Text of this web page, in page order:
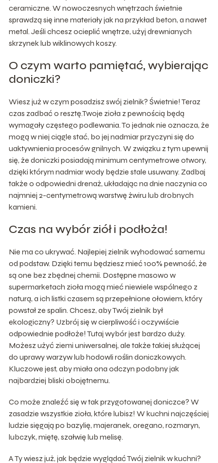
ceramiczne. W nowoczesnych wnętrzach świetnie
sprawdzą się inne materiały jak na przykład beton, a nawet
metal. Jeśli chcesz ocieplić wnętrze, użyj drewnianych
skrzynek lub wiklinowych koszy.
O czym warto pamiętać, wybierając
doniczki?
Wiesz już w czym posadzisz swój zielnik? Świetnie! Teraz
czas zadbać o resztę.Twoje zioła z pewnością będą
wymagały częstego podlewania. To jednak nie oznacza, że
mogą w niej ciągle stać, bo jej nadmiar przyczyni się do
uaktywnienia procesów gnilnych. W związku z tym upewnij
się, że doniczki posiadają minimum centymetrowe otwory,
dzięki którym nadmiar wody będzie stale usuwany. Zadbaj
także o odpowiedni drenaż, układając na dnie naczynia co
najmniej 2-centymetrową warstwę żwiru lub drobnych
kamieni.
Czas na wybór ziół i podłoża!
Nie ma co ukrywać. Najlepiej zielnik wyhodować samemu
od podstaw. Dzięki temu będziesz mieć 100% pewność, że
są one bez zbędnej chemii. Dostępne masowo w
supermarketach zioła mogą mieć niewiele wspólnego z
naturą, a ich listki czasem są przepełnione ołowiem, który
powstał ze spalin. Chcesz, aby Twój zielnik był
ekologiczny? Uzbrój się w cierpliwość i oczywiście
odpowiednie podłoże! Tutaj wybór jest bardzo duży.
Możesz użyć ziemi uniwersalnej, ale także takiej służącej
do uprawy warzyw lub hodowli roślin doniczkowych.
Kluczowe jest, aby miała ona odczyn podobny jak
najbardziej bliski obojętnemu.
Co może znaleźć się w tak przygotowanej doniczce? W
zasadzie wszystkie zioła, które lubisz! W kuchni najczęściej
ludzie sięgają po bazylię, majeranek, oregano, rozmaryn,
lubczyk, miętę, szałwię lub melisę.
A Ty wiesz już, jak będzie wyglądać Twój zielnik w kuchni?